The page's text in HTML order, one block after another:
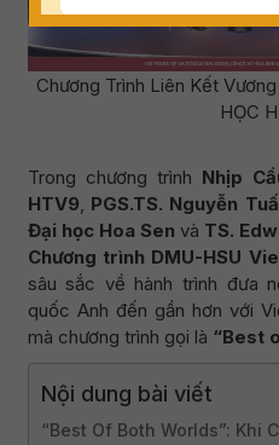
Chương Trình Liên Kết
HỌC
Trong chương trình Nhịp
HTV9, PGS.TS. Nguyễn
Đại học Hoa Sen và TS.
Chương trình DMU-HSU
sâu sắc về hành trình đưa
quốc Anh đến gần hơn với
mà chương trình gọi là “Best
Nội dung bài viết
“Best Of Both Worlds”: Khi